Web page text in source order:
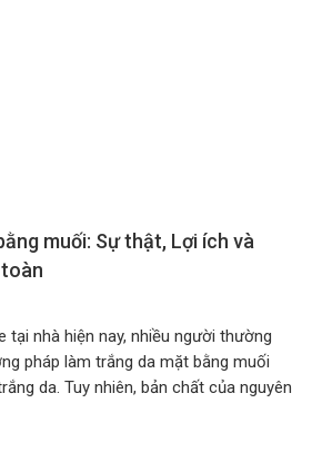
muối: Sự thật, Lợi ích và
tại nhà hiện nay, nhiều người thường
pháp làm trắng da mặt bằng muối
da. Tuy nhiên, bản chất của nguyên
dụng….